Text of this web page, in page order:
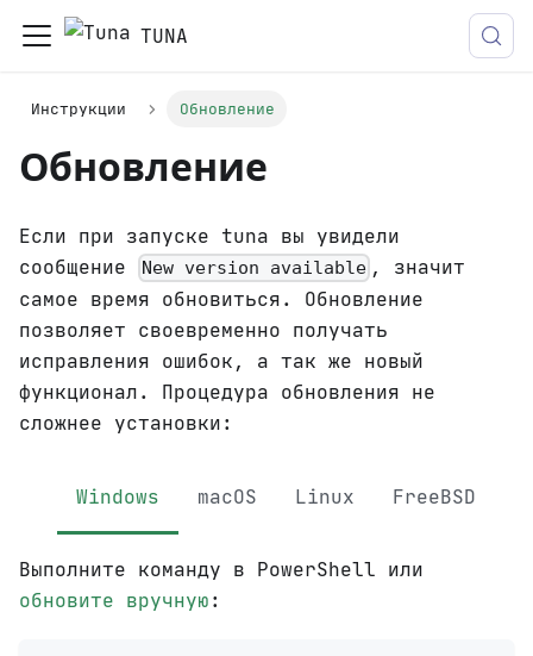
TUNA
Инструкции Обновление
Обновление
Если при запуске tuna вы увидели
сообщение
New version available , значит
самое время обновиться. Обновление
позволяет своевременно получать
исправления ошибок, а так же новый
функционал. Процедура обновления не
сложнее установки:
Windows macOS Linux FreeBSD
Выполните команду в PowerShell или
обновите вручную :